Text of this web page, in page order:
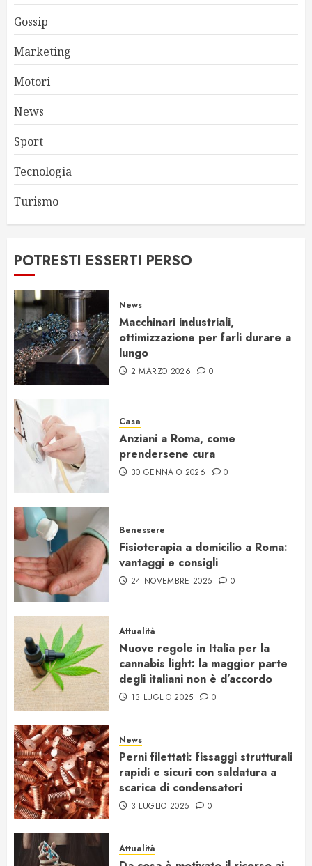
Gossip
Marketing
Motori
News
Sport
Tecnologia
Turismo
POTRESTI ESSERTI PERSO
News
Macchinari industriali,
ottimizzazione per farli durare a
lungo
2 MARZO 2026 0
Casa
Anziani a Roma, come
prendersene cura
30 GENNAIO 2026 0
Benessere
Fisioterapia a domicilio a Roma:
vantaggi e consigli
24 NOVEMBRE 2025 0
Attualità
Nuove regole in Italia per la
cannabis light: la maggior parte
degli italiani non è d’accordo
13 LUGLIO 2025 0
News
Perni filettati: fissaggi strutturali
rapidi e sicuri con saldatura a
scarica di condensatori
3 LUGLIO 2025 0
Attualità